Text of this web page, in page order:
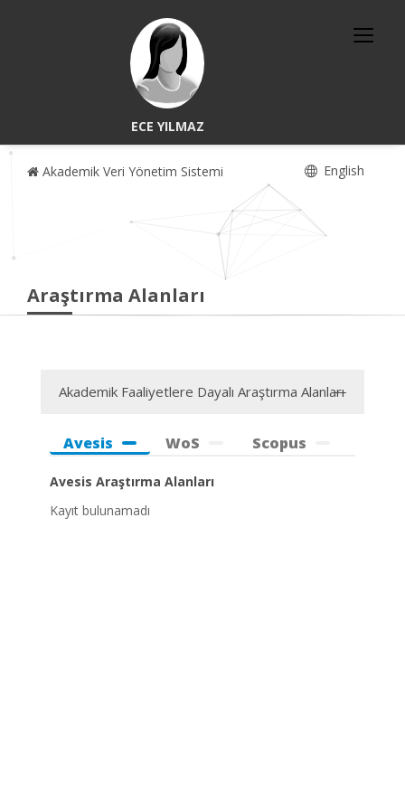
ECE YILMAZ
Akademik Veri Yönetim Sistemi English
Araştırma Alanları
Akademik Faaliyetlere Dayalı Araştırma Alanları
Avesis WoS Scopus
Avesis Araştırma Alanları
Kayıt bulunamadı